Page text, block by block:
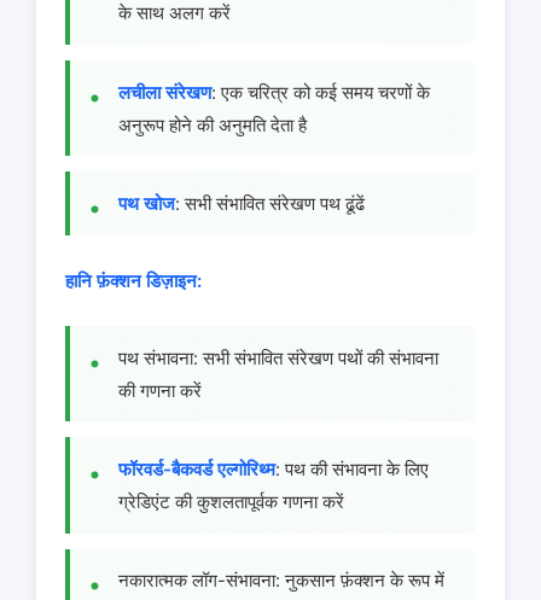
के साथ अलग करें
लचीला संरेखण: एक चरित्र को कई समय चरणों के
अनुरूप होने की अनुमति देता है
पथ खोज: सभी संभावित संरेखण पथ ढूंढें
हानि फ़ंक्शन डिज़ाइन:
पथ संभावना: सभी संभावित संरेखण पथों की संभावना
की गणना करें
फॉरवर्ड-बैकवर्ड एल्गोरिथ्म: पथ की संभावना के लिए
ग्रेडिएंट की कुशलतापूर्वक गणना करें
नकारात्मक लॉग-संभावना: नुकसान फ़ंक्शन के रूप में